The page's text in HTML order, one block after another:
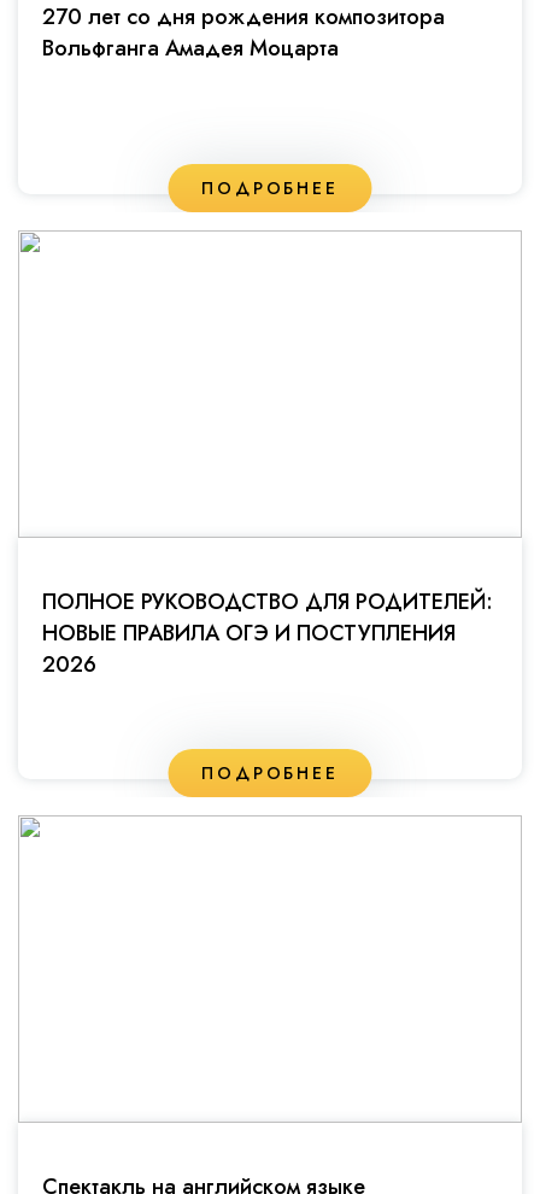
270 лет со дня рождения композитора
Вольфганга Амадея Моцарта
ПОДРОБНЕЕ
ПОЛНОЕ РУКОВОДСТВО ДЛЯ РОДИТЕЛЕЙ:
НОВЫЕ ПРАВИЛА ОГЭ И ПОСТУПЛЕНИЯ
2026
ПОДРОБНЕЕ
Спектакль на английском языке